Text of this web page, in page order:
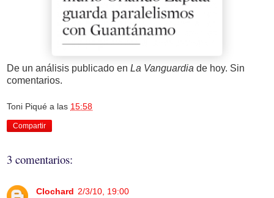
De un análisis publicado en La Vanguardia de hoy. Sin
comentarios.
Toni Piqué a las 15:58
Compartir
3 comentarios:
Clochard 2/3/10, 19:00